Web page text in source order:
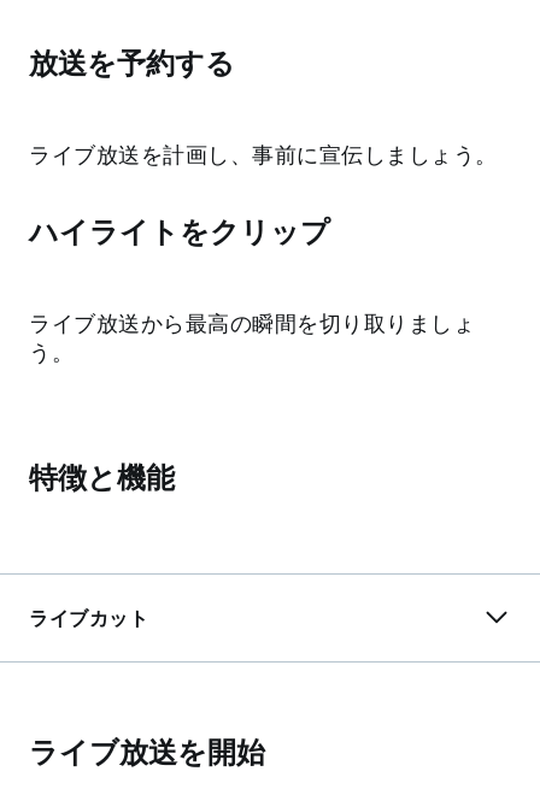
放送を予約する
ライブ放送を計画し、事前に宣伝しましょう。
ハイライトをクリップ
ライブ放送から最高の瞬間を切り取りましょ
う。
特徴と機能
ライブカット
ライブ放送を開始